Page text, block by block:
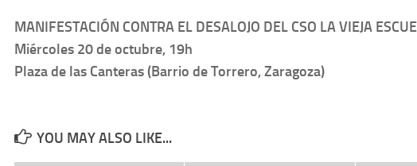
MANIFESTACIÓN CONTRA EL DESALOJO DEL CSO LA VIEJA
Miércoles 20 de octubre, 19h
Plaza de las Canteras (Barrio de Torrero, Zaragoza)
YOU MAY ALSO LIKE...